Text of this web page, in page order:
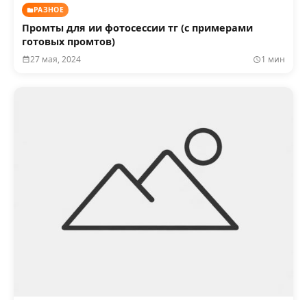
РАЗНОЕ
Промты для ии фотосессии тг (с примерами
готовых промтов)
27 мая, 2024 1 мин